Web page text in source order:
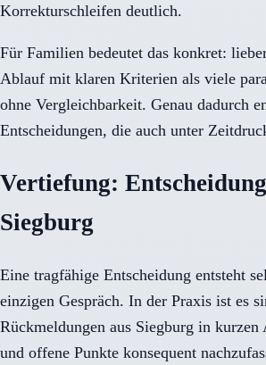
Korrekturschleifen deutlich.
Für Familien bedeutet das konkret:
Ablauf mit klaren Kriterien als viele
ohne Vergleichbarkeit. Genau dadurch
Entscheidungen, die auch unter
Vertiefung:
Siegburg
Eine tragfähige Entscheidung entsteht
einzigen Gespräch. In der Praxis ist es
Rückmeldungen aus Siegburg in kurzen
und offene Punkte konsequent